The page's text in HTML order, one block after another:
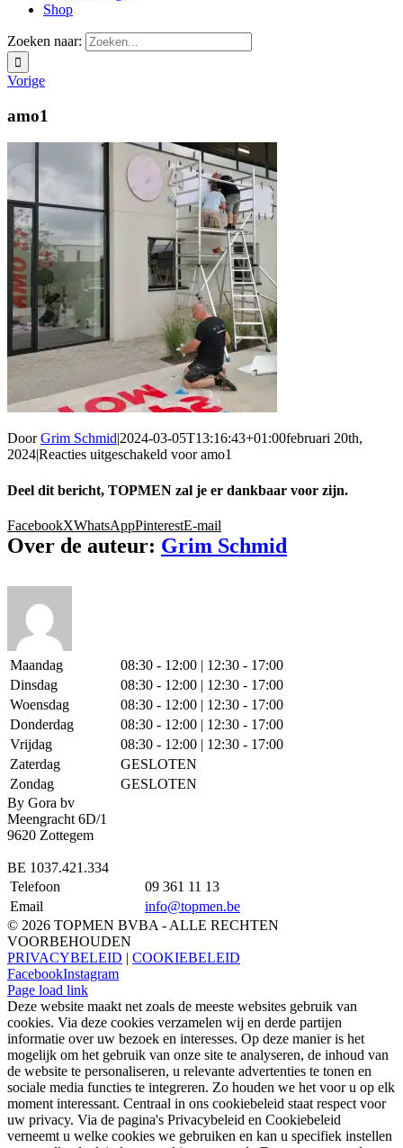
Shop
Zoeken naar:
Vorige
amo1
DoorGrim Schmid|2024-03-05T13:16:43+01:00februari 20th,
2024|Reacties uitgeschakeld voor amo1
Deel dit bericht, TOPMEN zal je er dankbaar voor zijn.
FacebookXWhatsAppPinterestE-mail
Over de auteur: Grim Schmid
Maandag
08:30 - 12:00 | 12:30 - 17:00
Dinsdag
08:30 - 12:00 | 12:30 - 17:00
Woensdag
08:30 - 12:00 | 12:30 - 17:00
Donderdag
08:30 - 12:00 | 12:30 - 17:00
Vrijdag
08:30 - 12:00 | 12:30 - 17:00
Zaterdag
GESLOTEN
Zondag
GESLOTEN
By Gora bv
Meengracht 6D/1
9620 Zottegem
BE 1037.421.334
Telefoon
09 361 11 13
Email
info@topmen.be
© 2026 TOPMEN BVBA - ALLE RECHTEN
VOORBEHOUDEN
PRIVACYBELEID | COOKIEBELEID
FacebookInstagram
Page load link
Deze website maakt net zoals de meeste websites gebruik van
cookies. Via deze cookies verzamelen wij en derde partijen
informatie over uw bezoek en interesses. Op deze manier is het
mogelijk om het gebruik van onze site te analyseren, de inhoud van
de website te personaliseren, u relevante advertenties te tonen en
sociale media functies te integreren. Zo houden we het voor u op elk
moment interessant. Centraal in ons cookiebeleid staat respect voor
uw privacy. Via de pagina's Privacybeleid en Cookiebeleid
verneemt u welke cookies we gebruiken en kan u specifiek instellen